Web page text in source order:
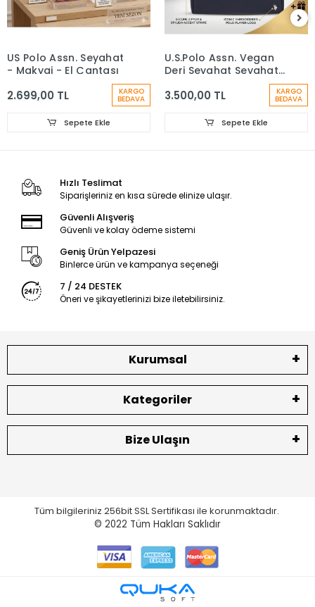
US Polo Assn. Seyahat
- Makyaj - El Çantası
2.699,00 TL KARGO
BEDAVA
Sepete Ekle
U.S.Polo Assn. Vegan
Deri Seyahat Seyahat
3.500,00 TL KARGO
BEDAVA
Sepete Ekle
Hızlı Teslimat
Siparişleriniz en kısa sürede elinize ulaşır.
Güvenli Alışveriş
Güvenli ve kolay ödeme sistemi
Geniş Ürün Yelpazesi
Binlerce ürün ve kampanya seçeneği
7 / 24 DESTEK
Öneri ve şikayetlerinizi bize iletebilirsiniz.
Kurumsal
Kategoriler
Bize Ulaşın
Tüm bilgileriniz 256bit SSL Sertifikası ile korunmaktadır.
© 2022 Tüm Hakları Saklıdır